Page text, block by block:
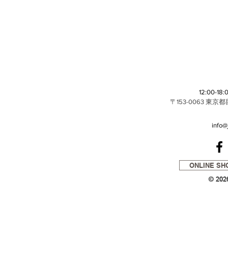
12:00-
〒153-0063 東京
ONLINE
©